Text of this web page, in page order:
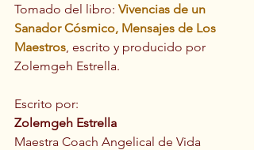
Tomado del libro: Vivencias de un
Sanador Cósmico, Mensajes de Los
Maestros , escrito y producido por
Zolemgeh Estrella.
Escrito por:
Zolemgeh Estrella
Maestra Coach Angelical de Vida